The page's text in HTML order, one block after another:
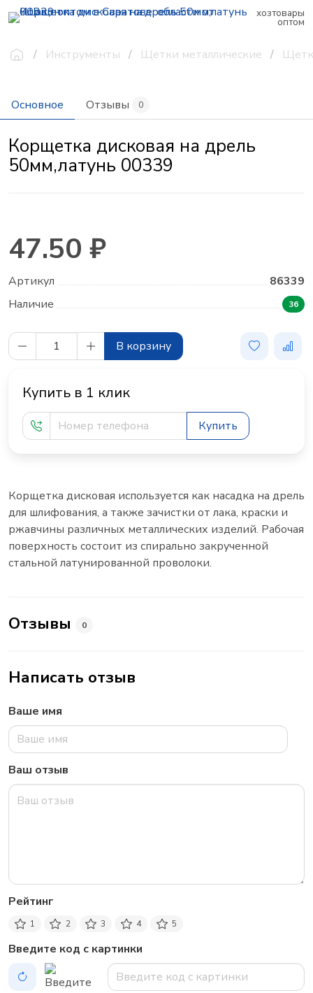
хозтовары
оптом
Инструменты Щетки металлические
Основное Отзывы 0
Корщетка дисковая на дрель
50мм,латунь 00339
47.50 ₽
Артикул
86339
Наличие
36
В корзину
Купить в 1 клик
Купить
Корщетка дисковая используется как насадка на дрель
для шлифования, а также зачистки от лака, краски и
ржавчины различных металлических изделий. Рабочая
поверхность состоит из спирально закрученной
стальной латунированной проволоки.
Отзывы 0
Написать отзыв
Ваше имя
Ваш отзыв
Рейтинг
1 2 3 4 5
Введите код с картинки